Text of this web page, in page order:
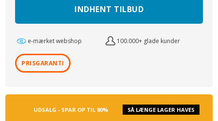
INDHENT TILBUD
e-mærket webshop 100.000+ glade kunder
PRISGARANTI
UDSALG - SPAR OP TIL 80% SÅ LÆNGE LAGER HAVES